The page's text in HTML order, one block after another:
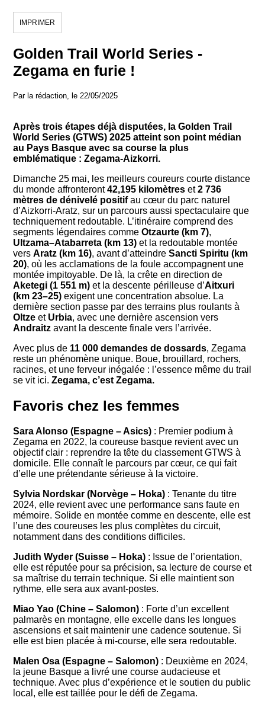
IMPRIMER
Golden Trail World Series -
Zegama en furie !
Par la rédaction, le 22/05/2025
Après trois étapes déjà disputées, la Golden Trail
World Series (GTWS) 2025 atteint son point médian
au Pays Basque avec sa course la plus
emblématique : Zegama-Aizkorri.
Dimanche 25 mai, les meilleurs coureurs courte distance
du monde affronteront42,195 kilomètres et2 736
mètres de dénivelé positifau cœur du parc naturel
d’Aizkorri-Aratz, sur un parcours aussi spectaculaire que
techniquement redoutable. L’itinéraire comprend des
segments légendaires commeOtzaurte (km 7),
Ultzama–Atabarreta (km 13) et la redoutable montée
versAratz (km 16), avant d’atteindreSancti Spiritu (km
20), où les acclamations de la foule accompagnent une
montée impitoyable. De là, la crête en direction de
Aketegi (1 551 m) et la descente périlleuse d’Aitxuri
(km 23–25) exigent une concentration absolue. La
dernière section passe par des terrains plus roulants à
Oltze et Urbia, avec une dernière ascension vers
Andraitz avant la descente finale vers l’arrivée.
Avec plus de 11 000 demandes de dossards, Zegama
reste un phénomène unique. Boue, brouillard, rochers,
racines, et une ferveur inégalée : l’essence même du trail
se vit ici.Zegama, c’est Zegama.
Favoris chez les femmes
Sara Alonso (Espagne – Asics) : Premier podium à
Zegama en 2022, la coureuse basque revient avec un
objectif clair : reprendre la tête du classement GTWS à
domicile. Elle connaît le parcours par cœur, ce qui fait
d’elle une prétendante sérieuse à la victoire.
Sylvia Nordskar (Norvège – Hoka) : Tenante du titre
2024, elle revient avec une performance sans faute en
mémoire. Solide en montée comme en descente, elle est
l’une des coureuses les plus complètes du circuit,
notamment dans des conditions difficiles.
Judith Wyder (Suisse – Hoka) : Issue de l’orientation,
elle est réputée pour sa précision, sa lecture de course et
sa maîtrise du terrain technique. Si elle maintient son
rythme, elle sera aux avant-postes.
Miao Yao (Chine – Salomon) : Forte d’un excellent
palmarès en montagne, elle excelle dans les longues
ascensions et sait maintenir une cadence soutenue. Si
elle est bien placée à mi-course, elle sera redoutable.
Malen Osa (Espagne – Salomon) : Deuxième en 2024,
la jeune Basque a livré une course audacieuse et
technique. Avec plus d’expérience et le soutien du public
local, elle est taillée pour le défi de Zegama.